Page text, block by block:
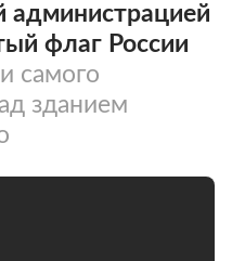
администрацией
флаг России
самого
зданием